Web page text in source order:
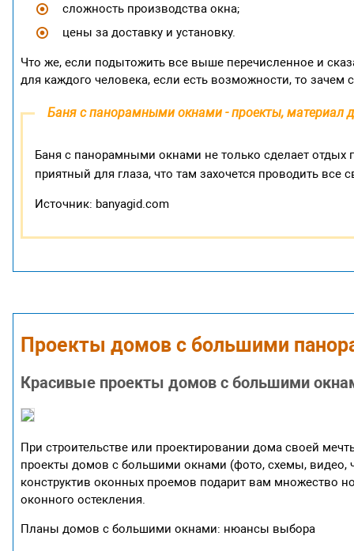
сложность производства окна;
цены за доставку и установку.
Что же, если подытожить все выше перечисленное и
для каждого человека, если есть возможности, то зачем
Баня с панорамными окнами - проекты, материал
Баня с панорамными окнами не только сделает отдых
приятный для глаза, что там захочется проводить все
Источник: banyagid.com
Проекты домов с большими
Красивые проекты домов с большими
При строительстве или проектировании дома своей
проекты домов с большими окнами (фото, схемы, видео,
конструктив оконных проемов подарит вам множество
оконного остекления.
Планы домов с большими окнами: нюансы выбора